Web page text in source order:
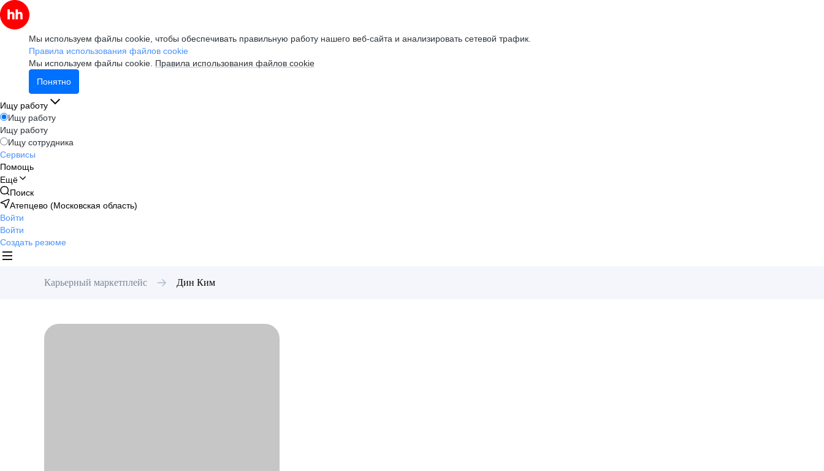
Мы используем файлы cookie, чтобы обеспечивать правильную работу нашего веб-сайта и анализировать сетевой трафик.
Правила использования файлов cookie
Мы используем файлы cookie. Правила использования файлов cookie
Понятно
Ищу работу
Ищу работу
Ищу работу
Ищу сотрудника
Сервисы
Помощь
Ещё
Поиск
Атепцево (Московская область)
Войти
Войти
Создать резюме
Карьерный маркетплейс Дин Ким